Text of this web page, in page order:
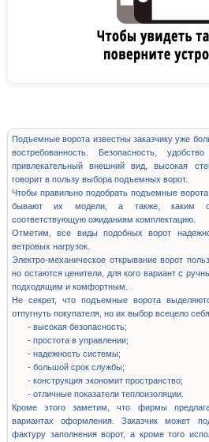
Подъемные ворота известны заказчику уже
востребованность. Безопасность,
привлекательный внешний вид, высокая
говорит в пользу выбора подъемных ворот.
Чтобы правильно подобрать подъемные ворота
бывают их модели, а также, каким
соответствующую ожиданиям комплектацию.
Отметим, все виды подобных ворот
ветровых нагрузок.
Электро-механическое открывание ворот
но остаются ценители, для кого вариант с
подходящим и комфортным.
Не секрет, что подъемные ворота
отпугнуть покупателя, но их выбор всецело
- высокая безопасность;
- простота в управлении;
- надежность системы;
- большой срок службы;
- конструкция экономит пространство;
- отличные показатели теплоизоляции.
Кроме этого заметим, что фирмы
вариантах оформления. Заказчик может
фактуру заполнения ворот, а кроме того